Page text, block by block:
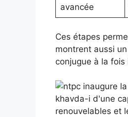
avancée
Ces étapes
montrent aussi
conjugue à la